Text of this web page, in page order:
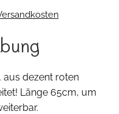
aus dezent roten
Länge 65cm, um